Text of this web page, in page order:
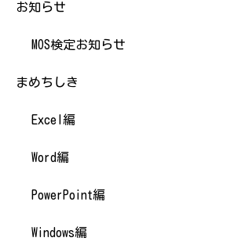
お知らせ
MOS検定お知らせ
まめちしき
Excel編
Word編
PowerPoint編
Windows編